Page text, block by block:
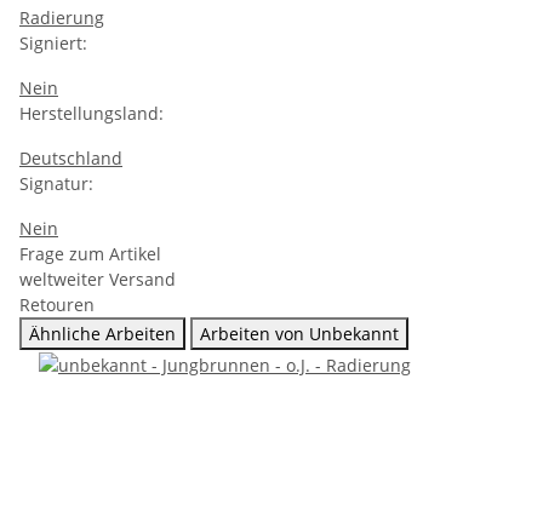
Radierung
Signiert:
Nein
Herstellungsland:
Deutschland
Signatur:
Nein
Frage zum Artikel
weltweiter Versand
Retouren
Ähnliche Arbeiten
Arbeiten von Unbekannt